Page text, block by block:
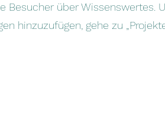
Besucher über Wissenswertes.
hinzuzufügen, gehe zu